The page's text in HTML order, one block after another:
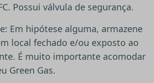
Possui válvula de segurança.
Em hipótese alguma, armazene
local fechado e/ou exposto ao
É muito importante acomodar
Green Gas.